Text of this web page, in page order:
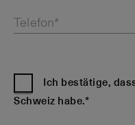
Telefon*
Ich bestätige,
Schweiz habe.*